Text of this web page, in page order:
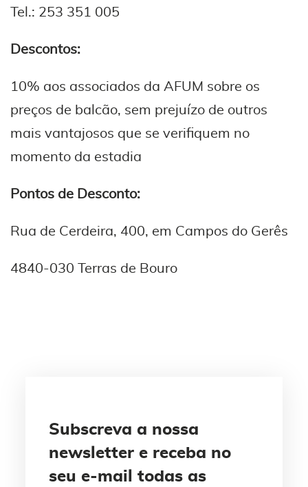
Tel.: 253 351 005
Descontos:
10% aos associados da AFUM sobre os
preços de balcão, sem prejuízo de outros
mais vantajosos que se verifiquem no
momento da estadia
Pontos de Desconto:
Rua de Cerdeira, 400, em Campos do Gerês
4840-030 Terras de Bouro
Subscreva a nossa
newsletter e receba no
seu e-mail todas as